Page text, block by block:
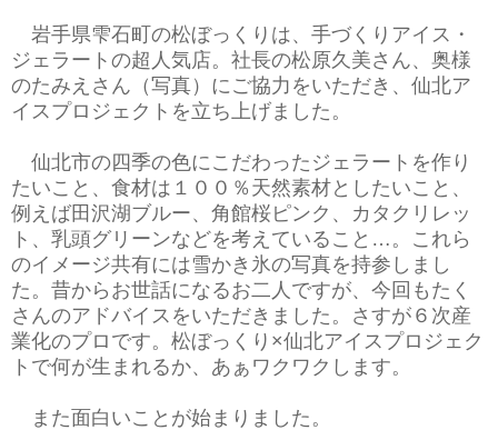
岩手県雫石町の松ぼっくりは、手づくりアイス・
ジェラートの超人気店。社長の松原久美さん、奥様
のたみえさん（写真）にご協力をいただき、仙北ア
イスプロジェクトを立ち上げました。
仙北市の四季の色にこだわったジェラートを作り
たいこと、食材は１００％天然素材としたいこと、
例えば田沢湖ブルー、角館桜ピンク、カタクリレッ
ト、乳頭グリーンなどを考えていること…。これら
のイメージ共有には雪かき氷の写真を持参しまし
た。昔からお世話になるお二人ですが、今回もたく
さんのアドバイスをいただきました。さすが６次産
業化のプロです。松ぼっくり×仙北アイスプロジェク
トで何が生まれるか、あぁワクワクします。
また面白いことが始まりました。